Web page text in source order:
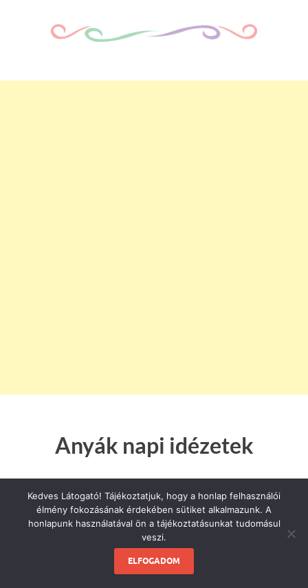
Anyák napi idézetek
Ki emel, ki emel,
ringat engemet?
kinyitnám még a szemem,
Kedves Látogató! Tájékoztatjuk, hogy a honlap felhasználói
élmény fokozásának érdekében sütiket alkalmazunk. A
honlapunk használatával ön a tájékoztatásunkat tudomásul
veszi.
ELFOGADOM